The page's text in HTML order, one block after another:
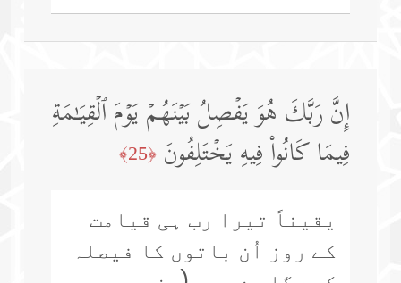
إِنَّ رَبَّكَ هُوَ یَفۡصِلُ بَیۡنَهُمۡ یَوۡمَ ٱلۡقِیَـٰمَةِ
فِیمَا كَانُوا۟ فِیهِ یَخۡتَلِفُونَ ﴿25﴾
یقیناً تیرا رب ہی قیامت
کے روز اُن باتوں کا فیصلہ